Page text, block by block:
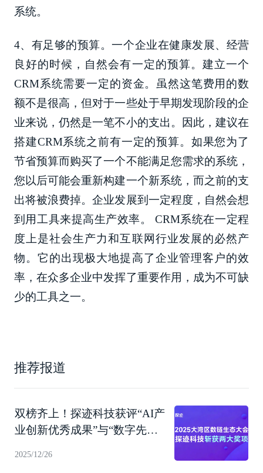
系统。
4、有足够的预算。一个企业在健康发展、经营
良好的时候，自然会有一定的预算。建立一个
CRM系统需要一定的资金。虽然这笔费用的数
额不是很高，但对于一些处于早期发现阶段的企
业来说，仍然是一笔不小的支出。因此，建议在
搭建CRM系统之前有一定的预算。如果您为了
节省预算而购买了一个不能满足您需求的系统，
您以后可能会重新构建一个新系统，而之前的支
出将被浪费掉。企业发展到一定程度，自然会想
到用工具来提高生产效率。 CRM系统在一定程
度上是社会生产力和互联网行业发展的必然产
物。它的出现极大地提高了企业管理客户的效
率，在众多企业中发挥了重要作用，成为不可缺
少的工具之一。
推荐报道
双榜齐上！探迹科技获评“AI产
业创新优秀成果”与“数字先锋
2025/12/26